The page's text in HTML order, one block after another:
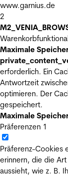
www.garnius.de
2
Maximale
erforderlich. Ein
Antwortzeit
optimieren. Der
gespeichert.
Maximale
Präferenzen 1
Präferenz-Cookies
erinnern, die die
aussieht, wie z. B.